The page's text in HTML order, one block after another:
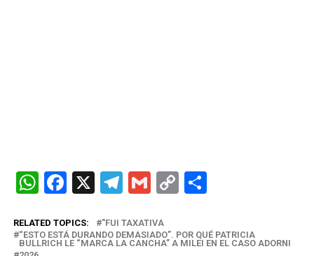
W
at
s
F
ce
b
X T
e
gr
G
ail
C
py
Li
C
m
p
RELATED TOPICS:
"FUI TAXATIVA
“ESTO ESTÁ DURANDO DEMASIADO”. POR QUÉ PATRICIA
BULLRICH LE “MARCA LA CANCHA” A MILEI EN EL CASO ADORNI